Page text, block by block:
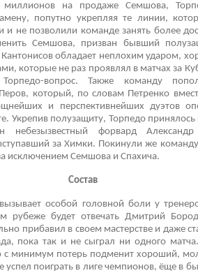
миллионов на продаже Семшова,
попутно укрепляя те линии,
и не позволили команде занять более
Семшова, призван бывший
обладает неплохим ударом,
которые не раз проявлял в матчах за
вопрос. Также команду
который, по словам Петренко
и перспективнейших дуэтов
Укрепив полузащиту, Торпедо принялось
небезызвестный форвард Александр
за Химки. Покинули же
исключением Семшова и Спахича.
Состав
особой головной боли у
рубеже будет отвечать Дмитрий
прибавил в своем мастерстве и даже
пока так и не сыграл ни одного
с минимум потерь подменит хороший,
поиграть в лиге чемпионов, ёще в